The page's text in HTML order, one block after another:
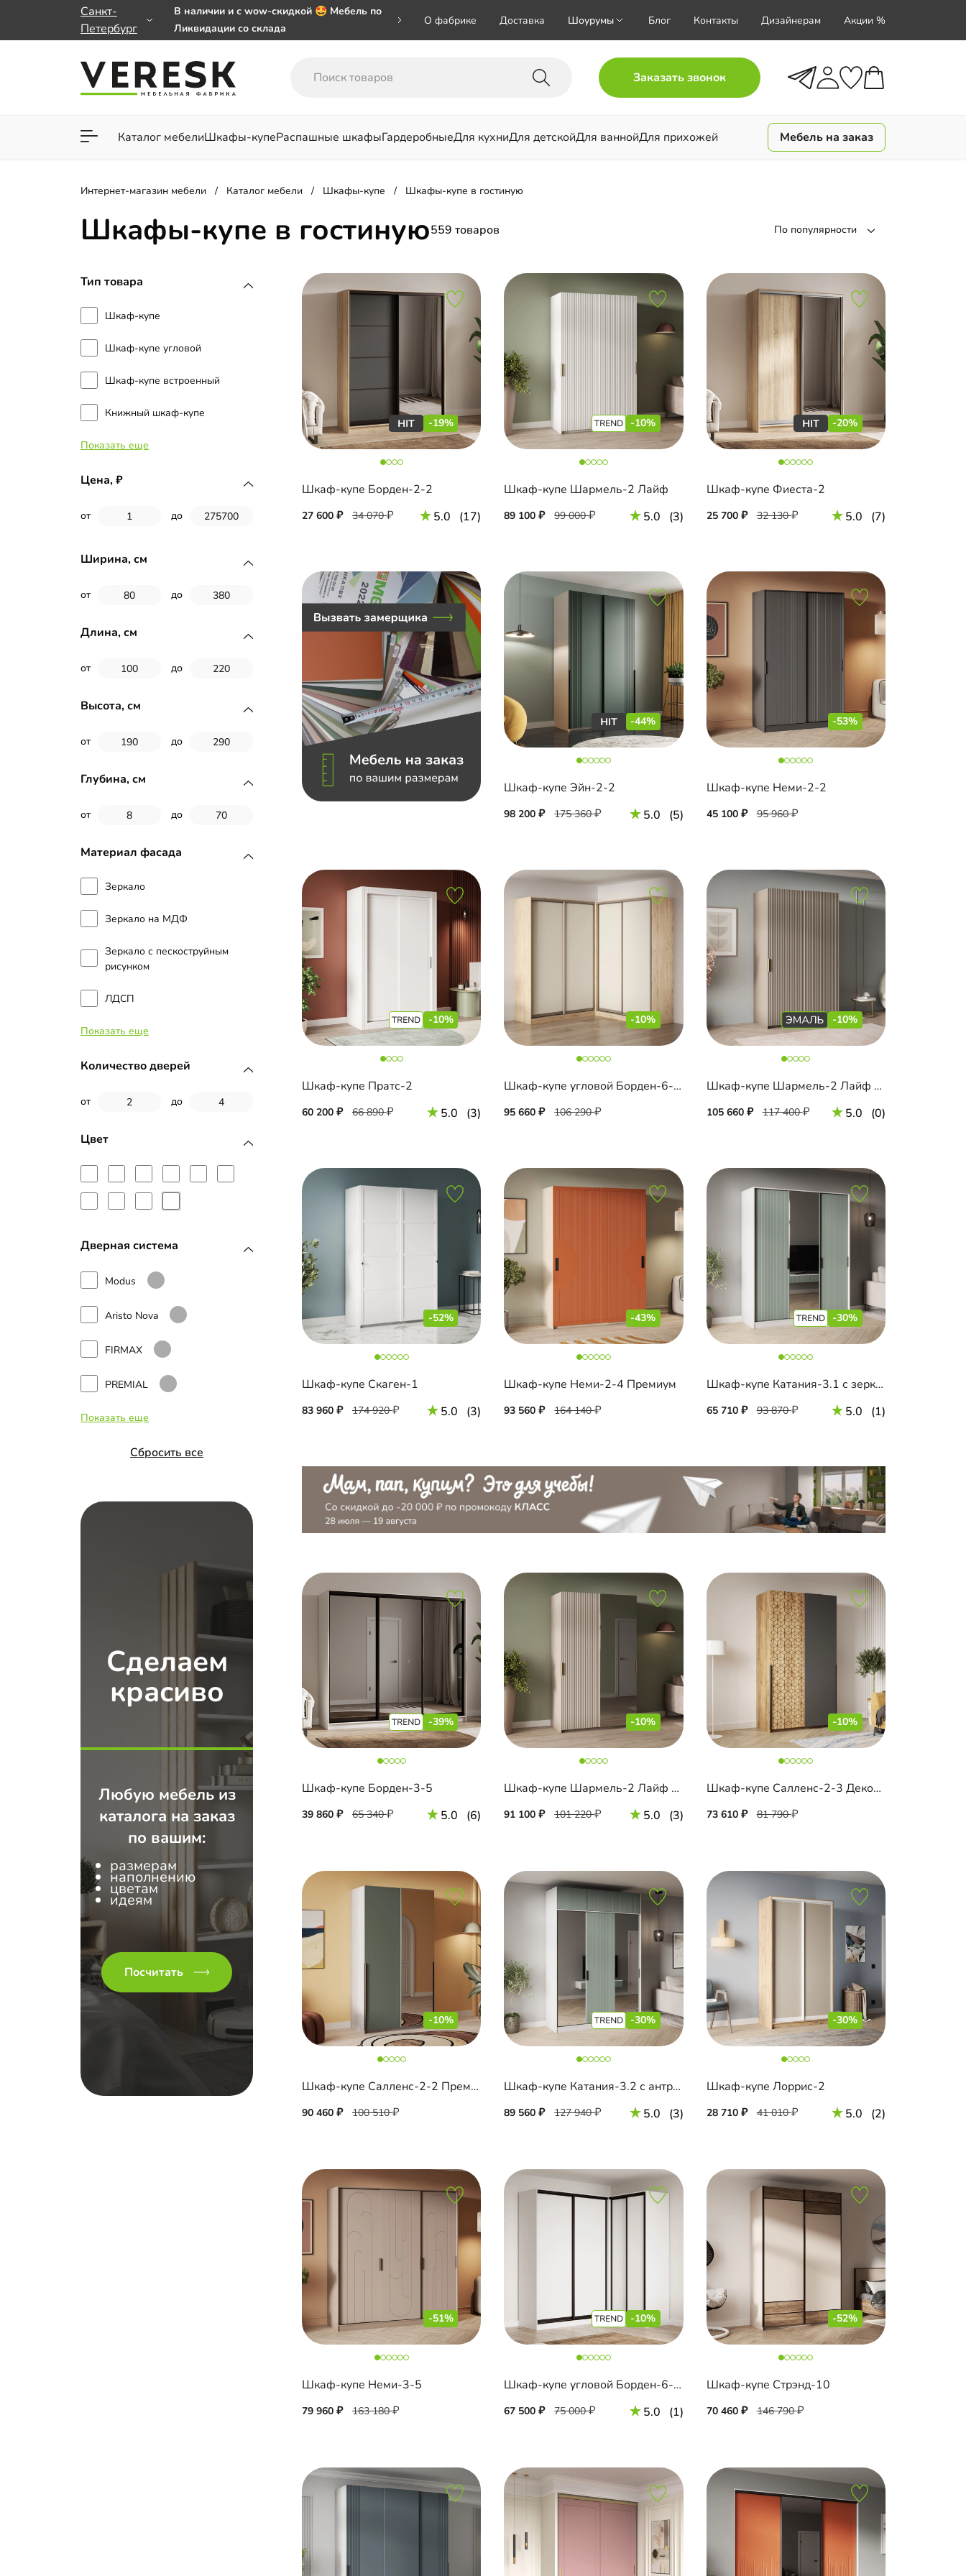
Санкт-
Петербург
В наличии и с wow-скидкой 🤩 Мебель по
Ликвидации со склада
заказе от 50 000 ₽
Важно! Наш Whatsapp переехал на номер
О фабрике Доставка Шоурумы Блог Контакты Дизайнерам Акции %
Заказать звонок
Каталог мебелиШкафы-купеРаспашные шкафыГардеробныеДля кухниДля детскойДля ваннойДля прихожей
Для гостиной Для спальни
Мебель на заказ
Интернет-магазин мебели Каталог мебели Шкафы-купе Шкафы-купе в гостиную
Шкафы-купе в гостиную559 товаров По популярности
Тип товара
Шкаф-купе
Шкаф-купе угловой
Шкаф-купе встроенный
Книжный шкаф-купе
Двери-купе
Показать еще
Цена,
от до
Ширина, см
от до
Длина, см
от до
Высота, см
от до
Глубина, см
от до
Материал фасада
Зеркало
Зеркало на МДФ
Зеркало с пескоструйным
рисунком
ЛДСП
Стекло
МДФ с пленкой ПВХ
МДФ с эмалью
Зеркало с фацетом 10 мм
Показать еще
Количество дверей
от до
Цвет
Дверная система
Modus
Aristo Nova
FIRMAX
PREMIAL
INTEGRO
Hettich Top Line
Показать еще
Сбросить все
Сделаем
красиво
Любую мебель из
каталога на заказ
по вашим:
размерам
наполнению
цветам
идеям
Посчитать
-19%
Шкаф-купе Борден-2-2
27 600 34 070 5.0 (17)
-10%
Шкаф-купе Шармель-2 Лайф
89 100 99 000 5.0 (3)
-20%
Шкаф-купе Фиеста-2
25 700 32 130 5.0 (7)
-44%
Шкаф-купе Эйн-2-2
98 200 175 360 5.0 (5)
-53%
Шкаф-купе Неми-2-2
45 100 95 960
-10%
Шкаф-купе Пратс-2
60 200 66 890 5.0 (3)
-10%
Шкаф-купе угловой Борден-6-6 2200 Премиум
95 660 106 290
-10%
Шкаф-купе Шармель-2 Лайф Эмаль
105 660 117 400 5.0 (0)
-52%
Шкаф-купе Скаген-1
83 960 174 920 5.0 (3)
-43%
Шкаф-купе Неми-2-4 Премиум
93 560 164 140
-30%
Шкаф-купе Катания-3.1 с зеркалом
65 710 93 870 5.0 (1)
-39%
Шкаф-купе Борден-3-5
39 860 65 340 5.0 (6)
-10%
Шкаф-купе Шармель-2 Лайф с зеркалом
91 100 101 220 5.0 (3)
-10%
Шкаф-купе Салленс-2-3 Декор 2
73 610 81 790
-10%
Шкаф-купе Салленс-2-2 Премиум
90 460 100 510
-30%
Шкаф-купе Катания-3.2 с антресолью
89 560 127 940 5.0 (3)
-30%
Шкаф-купе Лоррис-2
28 710 41 010 5.0 (2)
-51%
Шкаф-купе Неми-3-5
79 960 163 180
-10%
Шкаф-купе угловой Борден-6-6 1600
67 500 75 000 5.0 (1)
-52%
Шкаф-купе Стрэнд-10
70 460 146 790